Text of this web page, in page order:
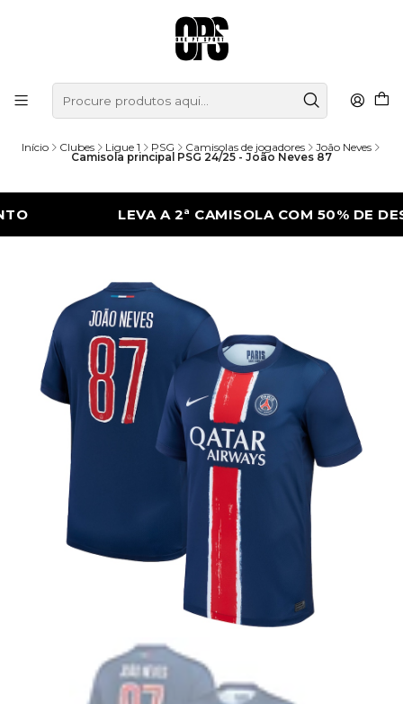
Início Clubes Ligue 1 PSG Camisolas de jogadores João Neves
Camisola principal PSG 24/25 - João Neves 87
LEVA A 2ª CAMISOLA COM 50% DE